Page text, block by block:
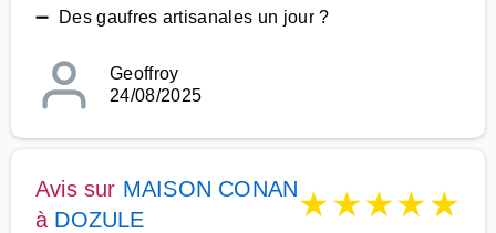
➖ Des gaufres artisanales un jour ?
Geoffroy
24/08/2025
Avis sur MAISON CONAN
à DOZULE ★★★★★